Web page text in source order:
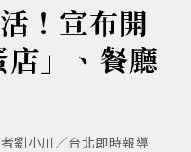
！宣布開
」、餐廳
劉小川／台北即時報導